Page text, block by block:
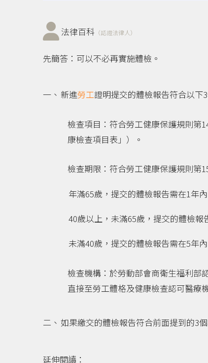
法律百科 （認證法律人）
先簡答：可以不必再實施體檢。
新進勞工證明提交的體檢報告符合以下
檢查項目：符合勞工健康保護規則第
康檢查項目表」）。
檢查期限：符合勞工健康保護規則第
年滿65歲，提交的體檢報告需在1年內
40歲以上，未滿65歲，提交的體檢報
未滿40歲，提交的體檢報告需在5年內
檢查機構：於勞動部會商衛生福利部
直接至勞工體格及健康檢查認可醫療
如果繳交的體檢報告符合前面提到的3
延伸閱讀：